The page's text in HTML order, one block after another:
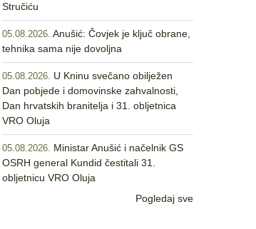
Stručiću
05.08.2026. Anušić: Čovjek je ključ obrane,
tehnika sama nije dovoljna
05.08.2026. U Kninu svečano obilježen
Dan pobjede i domovinske zahvalnosti,
Dan hrvatskih branitelja i 31. obljetnica
VRO Oluja
05.08.2026. Ministar Anušić i načelnik GS
OSRH general Kundid čestitali 31.
obljetnicu VRO Oluja
Pogledaj sve